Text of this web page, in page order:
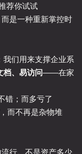
荐你试试
是一种重新掌控时
们用来支撑企业系
档、易访问——在家
错；而多亏了
而不再是杂物堆
行。不是资产多少